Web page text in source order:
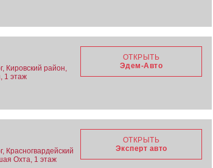
Кировский район,
1 этаж
ОТКРЫТЬ
Эдем-Авто
Красногвардейский
Охта, 1 этаж
ОТКРЫТЬ
Эксперт авто